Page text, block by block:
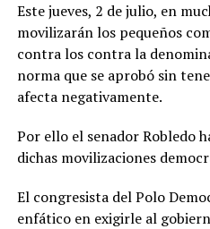
Este jueves, 2 de julio, en
movilizarán los pequeños
contra los contra la
norma que se aprobó sin
afecta negativamente.
Por ello el senador Robledo
dichas movilizaciones
El congresista del Polo
enfático en exigirle al